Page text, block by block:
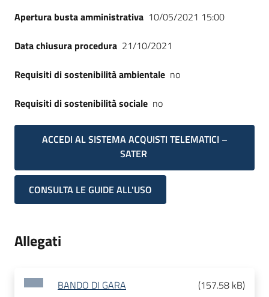
Apertura busta amministrativa 10/05/2021 15:00
Data chiusura procedura 21/10/2021
Requisiti di sostenibilità ambientale no
Requisiti di sostenibilità sociale no
ACCEDI AL SISTEMA ACQUISTI TELEMATICI –
SATER
CONSULTA LE GUIDE ALL'USO
Allegati
BANDO DI GARA (157.58 kB)